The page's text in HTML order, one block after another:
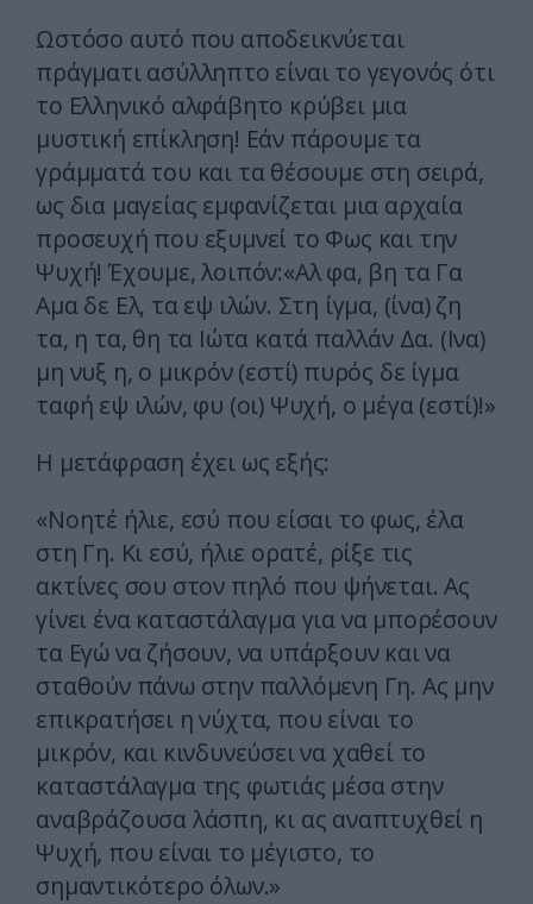
Ωστόσο αυτό που αποδεικνύεται
πράγματι ασύλληπτο είναι το γεγονός ότι
το Ελληνικό αλφάβητο κρύβει μια
μυστική επίκληση! Εάν πάρουμε τα
γράμματά του και τα θέσουμε στη σειρά,
ως δια μαγείας εμφανίζεται μια αρχαία
προσευχή που εξυμνεί το Φως και την
Ψυχή! Έχουμε, λοιπόν:«Αλ φα, βη τα Γα
Αμα δε Ελ, τα εψ ιλών. Στη ίγμα, (ίνα) ζη
τα, η τα, θη τα Ιώτα κατά παλλάν Δα. (Ινα)
μη νυξ η, ο μικρόν (εστί) πυρός δε ίγμα
ταφή εψ ιλών, φυ (οι) Ψυχή, ο μέγα (εστί)!»
Η μετάφραση έχει ως εξής:
«Νοητέ ήλιε, εσύ που είσαι το φως, έλα
στη Γη. Κι εσύ, ήλιε ορατέ, ρίξε τις
ακτίνες σου στον πηλό που ψήνεται. Ας
γίνει ένα καταστάλαγμα για να μπορέσουν
τα Εγώ να ζήσουν, να υπάρξουν και να
σταθούν πάνω στην παλλόμενη Γη. Ας μην
επικρατήσει η νύχτα, που είναι το
μικρόν, και κινδυνεύσει να χαθεί το
καταστάλαγμα της φωτιάς μέσα στην
αναβράζουσα λάσπη, κι ας αναπτυχθεί η
Ψυχή, που είναι το μέγιστο, το
σημαντικότερο όλων.»